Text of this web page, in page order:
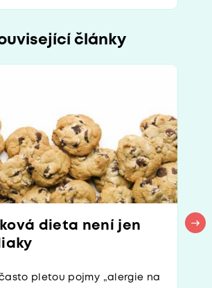
články
dieta není jen
často pletou pojmy „alergie na